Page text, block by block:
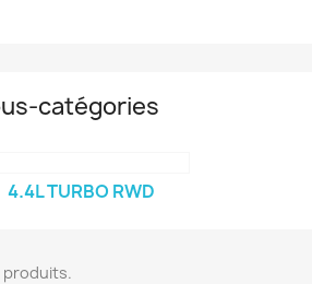
catégories
4.4L TURBO RWD
produits.